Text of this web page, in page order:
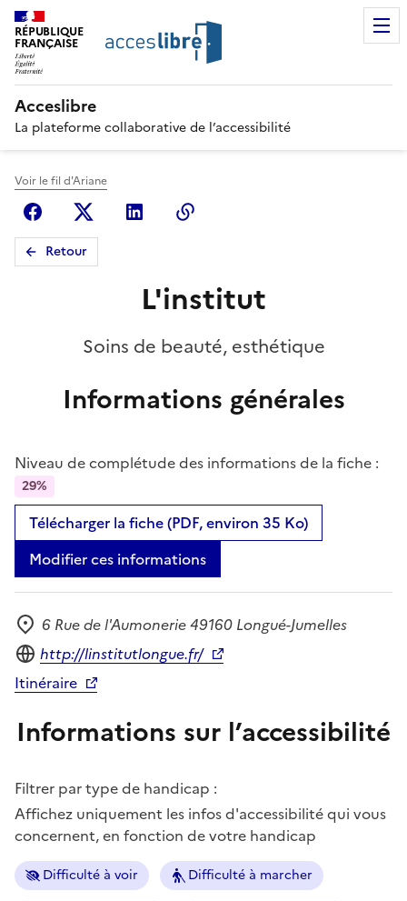
RÉPUBLIQUE
FRANÇAISE
Acceslibre
La plateforme collaborative de l’accessibilité
Voir le fil d'Ariane
FacebookX (anciennement Twitter)
Linkedin
Retour
L'institut
Soins de beauté, esthétique
Informations générales
Niveau de complétude des informations de la fiche :
29%
Télécharger la fiche (PDF, environ 35 Ko)
Modifier ces informations
Adresse
6 Rue de l'Aumonerie 49160 Longué-Jumelles
Site internet
http://linstitutlongue.fr/
Itinéraire
Informations sur l’accessibilité
Filtrer par type de handicap :
Affichez uniquement les infos d'accessibilité qui vous
concernent, en fonction de votre handicap
Difficulté à voir Difficulté à marcher